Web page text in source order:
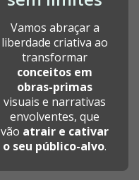
Vamos abraçar a
liberdade criativa ao
transformar
conceitos em
obras-primas
visuais e narrativas
envolventes, que
vão atrair e cativar
o seu público-alvo.